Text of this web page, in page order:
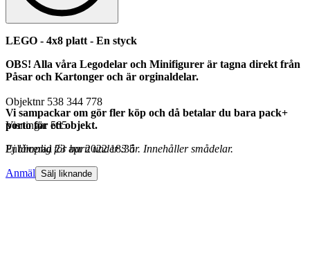
LEGO - 4x8 platt - En styck
OBS! Alla våra Legodelar och Minifigurer är tagna direkt från
Påsar och Kartonger och är orginaldelar.
Vi sampackar om gör fler köp och då betalar du bara pack+
porto för ett objekt.
Ej lämplig för barn under 3 år. Innehåller smådelar.
Objektnr 538 344 778
Visningar 565
Publicerad 23 apr 2022 18:35
Anmäl Sälj liknande